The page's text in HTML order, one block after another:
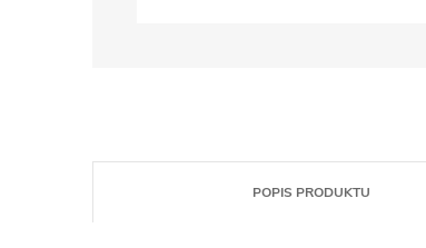
POPIS PRODUKTU